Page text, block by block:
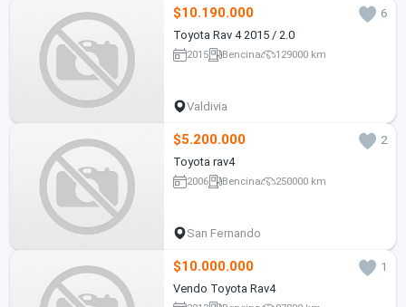
$10.190.000
6
Toyota Rav 4 2015 / 2.0
2015 Bencina 129000 km
Valdivia
$5.200.000
2
Toyota rav4
2006 Bencina 250000 km
San Fernando
$10.000.000
1
Vendo Toyota Rav4